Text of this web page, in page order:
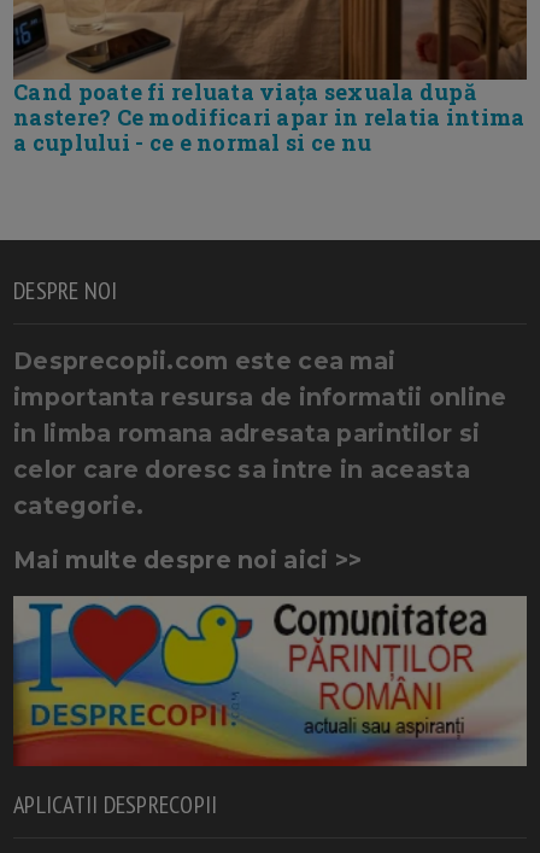
Cand poate fi reluata viața sexuala după
nastere? Ce modificari apar in relatia intima
a cuplului - ce e normal si ce nu
DESPRE NOI
Desprecopii.com este cea mai
importanta resursa de informatii online
in limba romana adresata parintilor si
celor care doresc sa intre in aceasta
categorie.
Mai multe despre noi aici >>
APLICATII DESPRECOPII